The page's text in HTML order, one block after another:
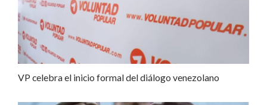
VP celebra el inicio formal del diálogo venezolano